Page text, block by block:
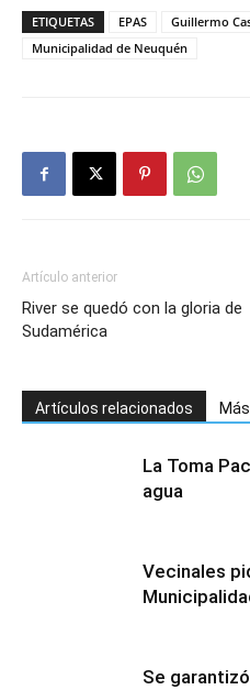
ETIQUETAS EPAS
Guillermo
Municipalidad de Neuquén
Artículo anterior
River se quedó con la gloria de
Sudamérica
Artículos relacionados
La Toma
agua
Vecinales
Se